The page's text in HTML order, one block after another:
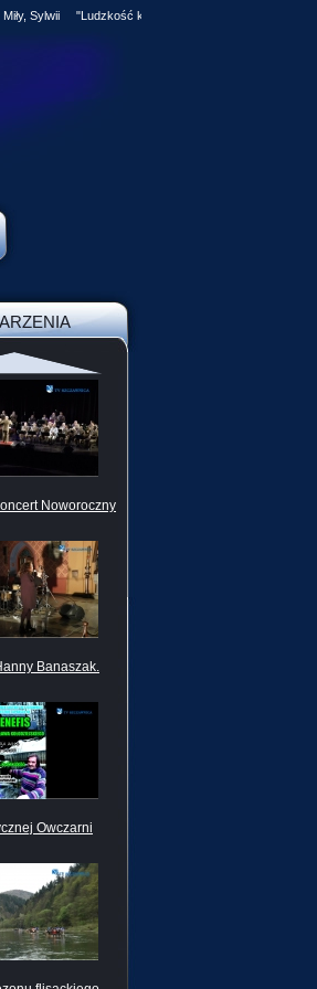
Sylwii "Ludzkość kroczy stale naprzód, jednak
Noworoczny
Banaszak.
Owczarni